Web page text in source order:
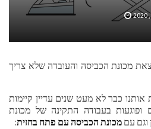
מכונת הכביסה והעובדה שלא צריך
כבר לא מעט שנים עדיין קיימות
ופוגעות בעבודה התקינה של מכונת
וגם עם מכונת הכביסה עם פתח בחזית: